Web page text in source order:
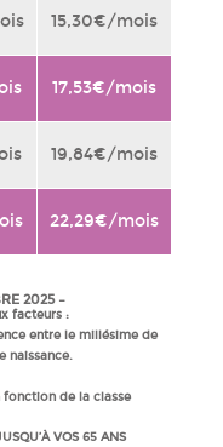
15,30€/mois
17,53€/mois
19,84€/mois
22,29€/mois
2025 –
facteurs :
entre le millésime de
naissance.
fonction de la classe
VOS 65 ANS